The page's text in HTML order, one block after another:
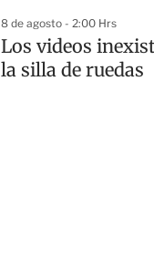
8 de agosto - 2:00 Hrs
Los videos
la silla de ruedas